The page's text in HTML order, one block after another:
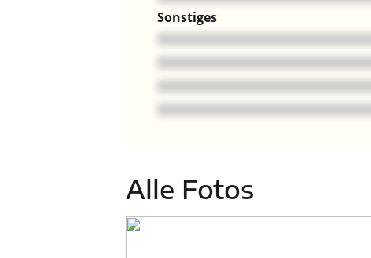
Sonstiges
Alle Fotos